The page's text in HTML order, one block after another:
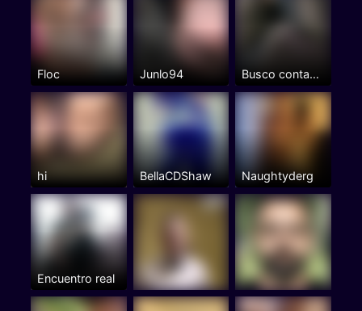
Floc Junlo94 Busco contactos liberales con...
hi BellaCDShaw Naughtyderg
Encuentro real